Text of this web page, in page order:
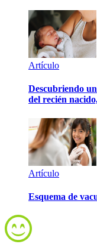
Artículo
Descubriendo
del recién
Artículo
Esquema de